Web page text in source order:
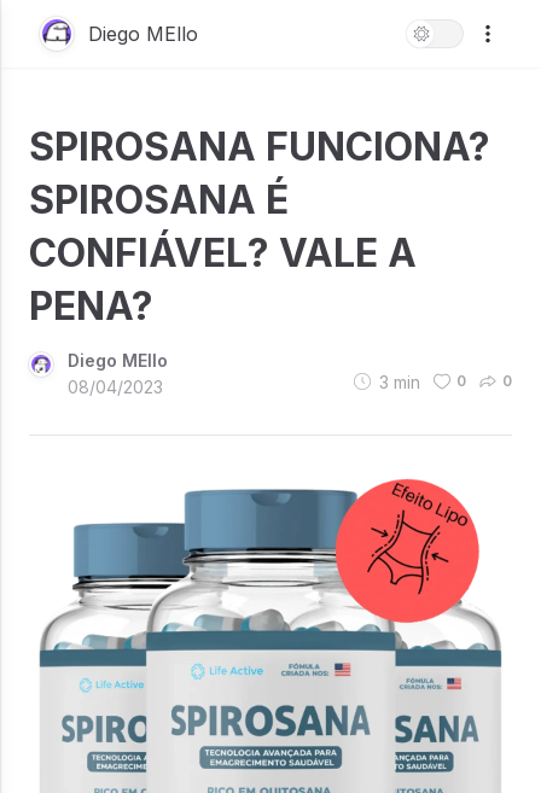
Diego MEllo
SPIROSANA FUNCIONA?
SPIROSANA É
CONFIÁVEL? VALE A
PENA?
Diego MEllo
08/04/2023
3 min 0 0